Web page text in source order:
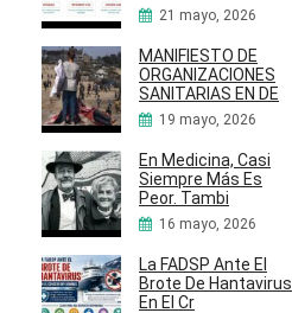
21 mayo, 2026
MANIFIESTO DE
ORGANIZACIONES
SANITARIAS EN DE
19 mayo, 2026
En Medicina, Casi
Siempre Más Es
Peor. Tambi
16 mayo, 2026
La FADSP Ante El
Brote De Hantavirus
En El Cr